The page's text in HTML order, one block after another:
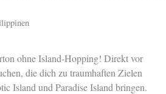
ohne Island-Hopping! Direkt vor
die dich zu traumhaften Zielen
Island und Paradise Island bringen.